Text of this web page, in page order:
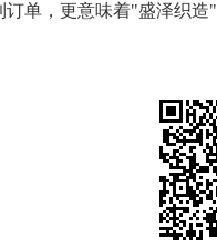
单，更意味着"盛泽织